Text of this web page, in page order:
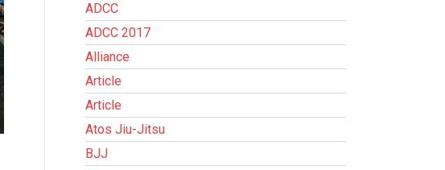
ADCC
ADCC 2017
Alliance
Article
Article
Atos Jiu-Jitsu
BJJ